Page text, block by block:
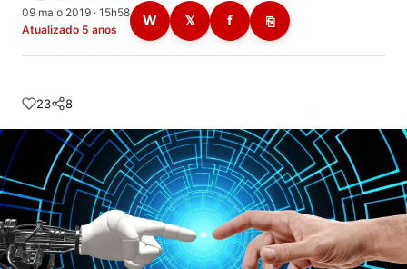
09 maio 2019 · 15h58
Atualizado 5 anos
W 𝕏 f ⎘
23 8